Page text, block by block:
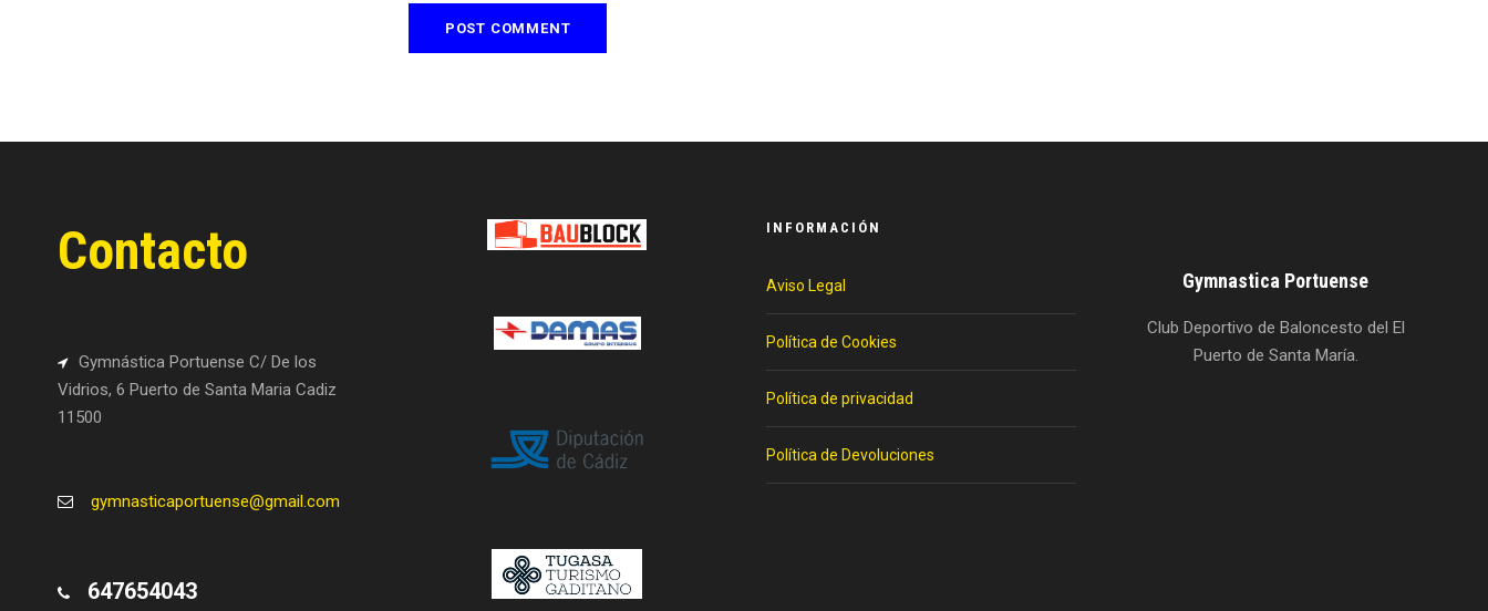
Contacto
Gymnástica Portuense C/ De los
Vidrios, 6 Puerto de Santa Maria Cadiz
11500
gymnasticaportuense@gmail.com
647654043
INFORMACIÓN
Aviso Legal
Política de Cookies
Política de privacidad
Política de Devoluciones
Gymnastica Portuense
Club Deportivo de Baloncesto del El
Puerto de Santa María.